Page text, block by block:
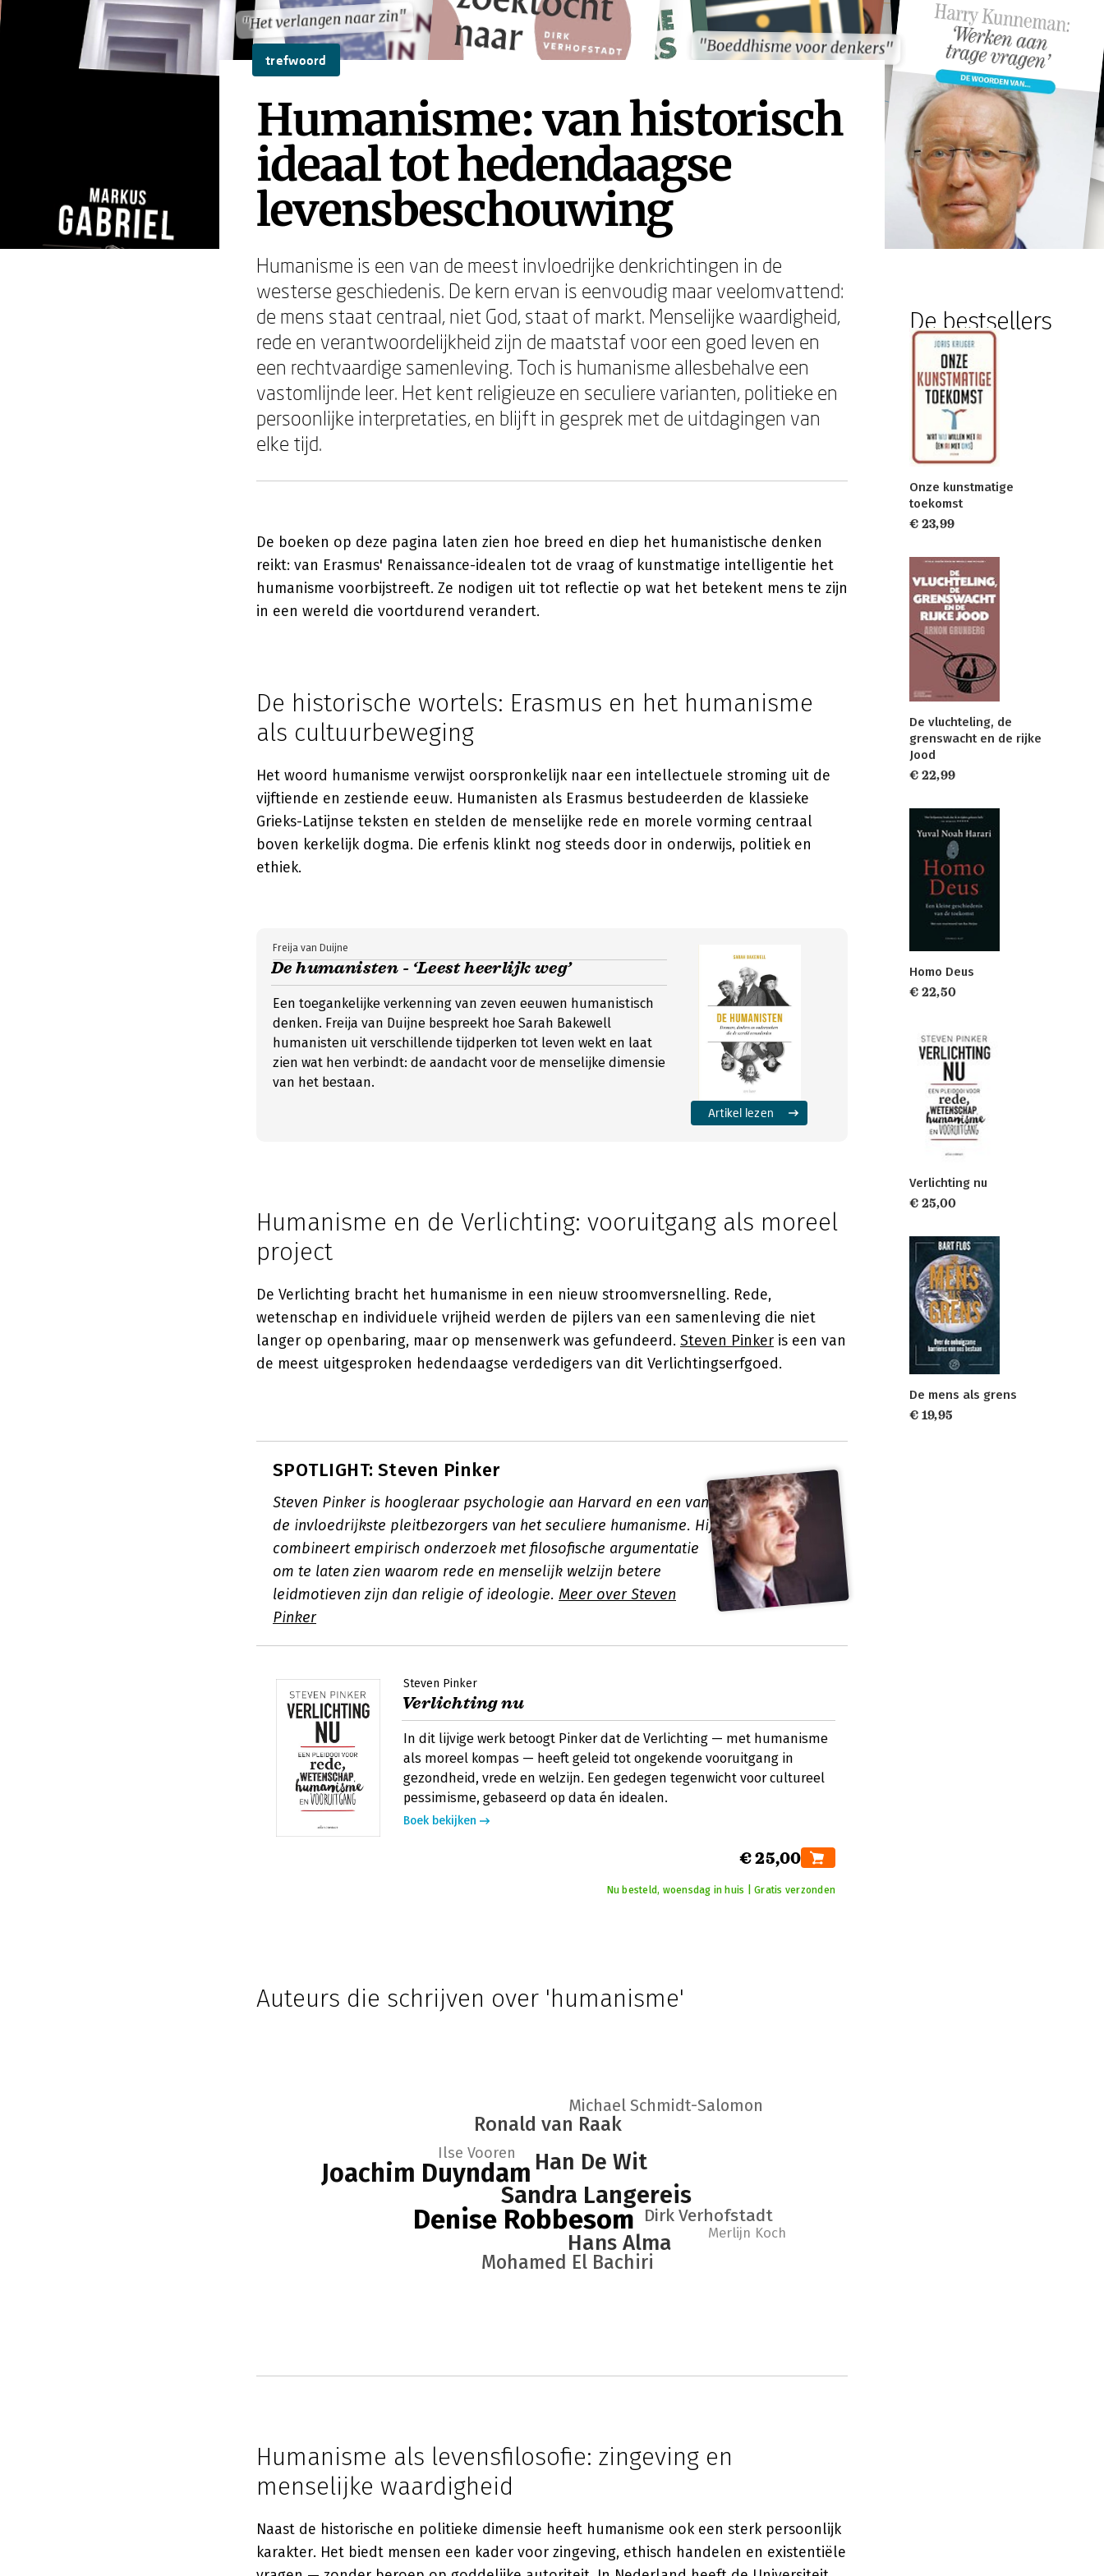
"Het verlangen naar zin"
"Boeddhisme voor denkers"
"Het verlangen naar zin"
"Boeddhisme voor denkers"
trefwoord
Humanisme: van historisch
ideaal tot hedendaagse
levensbeschouwing
Humanisme is een van de meest invloedrijke denkrichtingen in de
westerse geschiedenis. De kern ervan is eenvoudig maar veelomvattend:
de mens staat centraal, niet God, staat of markt. Menselijke waardigheid,
rede en verantwoordelijkheid zijn de maatstaf voor een goed leven en
een rechtvaardige samenleving. Toch is humanisme allesbehalve een
vastomlijnde leer. Het kent religieuze en seculiere varianten, politieke en
persoonlijke interpretaties, en blijft in gesprek met de uitdagingen van
elke tijd.
De boeken op deze pagina laten zien hoe breed en diep het humanistische denken
reikt: van Erasmus' Renaissance-idealen tot de vraag of kunstmatige intelligentie het
humanisme voorbijstreeft. Ze nodigen uit tot reflectie op wat het betekent mens te zijn
in een wereld die voortdurend verandert.
De historische wortels: Erasmus en het humanisme
als cultuurbeweging
Het woord humanisme verwijst oorspronkelijk naar een intellectuele stroming uit de
vijftiende en zestiende eeuw. Humanisten als Erasmus bestudeerden de klassieke
Grieks-Latijnse teksten en stelden de menselijke rede en morele vorming centraal
boven kerkelijk dogma. Die erfenis klinkt nog steeds door in onderwijs, politiek en
ethiek.
De humanisten - ‘Leest heerlijk weg’
Freija van Duijne
Een toegankelijke verkenning van zeven eeuwen humanistisch
denken. Freija van Duijne bespreekt hoe Sarah Bakewell
humanisten uit verschillende tijdperken tot leven wekt en laat
zien wat hen verbindt: de aandacht voor de menselijke dimensie
van het bestaan.
Artikel lezen
Humanisme en de Verlichting: vooruitgang als moreel
project
De Verlichting bracht het humanisme in een nieuw stroomversnelling. Rede,
wetenschap en individuele vrijheid werden de pijlers van een samenleving die niet
langer op openbaring, maar op mensenwerk was gefundeerd. Steven Pinker is een van
de meest uitgesproken hedendaagse verdedigers van dit Verlichtingserfgoed.
SPOTLIGHT: Steven Pinker
Steven Pinker is hoogleraar psychologie aan Harvard en een van
de invloedrijkste pleitbezorgers van het seculiere humanisme. Hij
combineert empirisch onderzoek met filosofische argumentatie
om te laten zien waarom rede en menselijk welzijn betere
leidmotieven zijn dan religie of ideologie. Meer over Steven
Pinker
Steven Pinker
Verlichting nu
In dit lijvige werk betoogt Pinker dat de Verlichting — met humanisme
als moreel kompas — heeft geleid tot ongekende vooruitgang in
gezondheid, vrede en welzijn. Een gedegen tegenwicht voor cultureel
pessimisme, gebaseerd op data én idealen.
Boek bekijken
€ 25,00
Nu besteld, woensdag in huis | Gratis verzonden
Auteurs die schrijven over 'humanisme'
Denise Robbesom
Joachim Duyndam
Sandra Langereis
Han De Wit
Hans Alma
Ronald van Raak
Mohamed El Bachiri
Dirk Verhofstadt
Michael Schmidt-Salomon
Ilse Vooren
Merlijn Koch
Humanisme als levensfilosofie: zingeving en
menselijke waardigheid
Naast de historische en politieke dimensie heeft humanisme ook een sterk persoonlijk
karakter. Het biedt mensen een kader voor zingeving, ethisch handelen en existentiële
De bestsellers
Onze kunstmatige
toekomst
€ 23,99
De vluchteling, de
grenswacht en de rijke
Jood
€ 22,99
Homo Deus
€ 22,50
Verlichting nu
€ 25,00
De mens als grens
€ 19,95